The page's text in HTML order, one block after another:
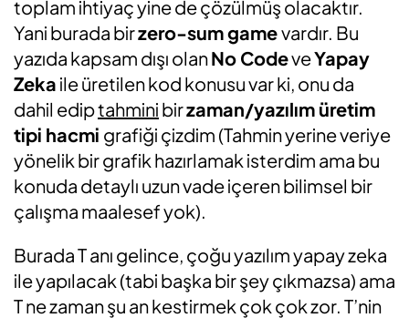
toplam ihtiyaç yine de çözülmüş olacaktır.
Yani burada birzero-sum gamevardır. Bu
yazıda kapsam dışı olanNo CodeveYapay
Zeka ile üretilen kod konusu var ki, onu da
dahil ediptahmini birzaman/yazılım üretim
tipi hacmi grafiği çizdim (Tahmin yerine veriye
yönelik bir grafik hazırlamak isterdim ama bu
konuda detaylı uzun vade içeren bilimsel bir
çalışma maalesef yok).
Burada T anı gelince, çoğu yazılım yapay zeka
ile yapılacak (tabi başka bir şey çıkmazsa) ama
T ne zaman şu an kestirmek çok çok zor. T’nin